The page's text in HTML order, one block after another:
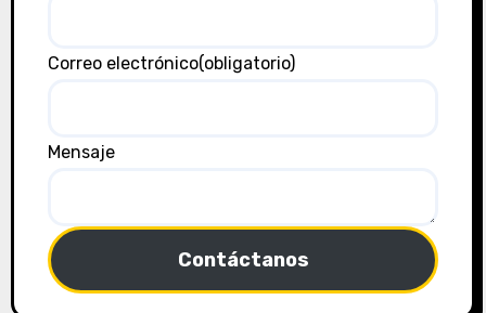
Correo electrónico(obligatorio)
Mensaje
Contáctanos